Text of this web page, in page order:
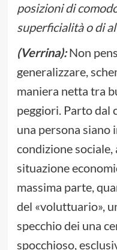
posizioni di
superficialità o di
(Verrina):Non
generalizzare,
maniera netta tra
peggiori. Parto dal
una persona siano
condizione sociale,
situazione
massima parte,
del «voluttuario»,
specchio dei una
spocchioso,